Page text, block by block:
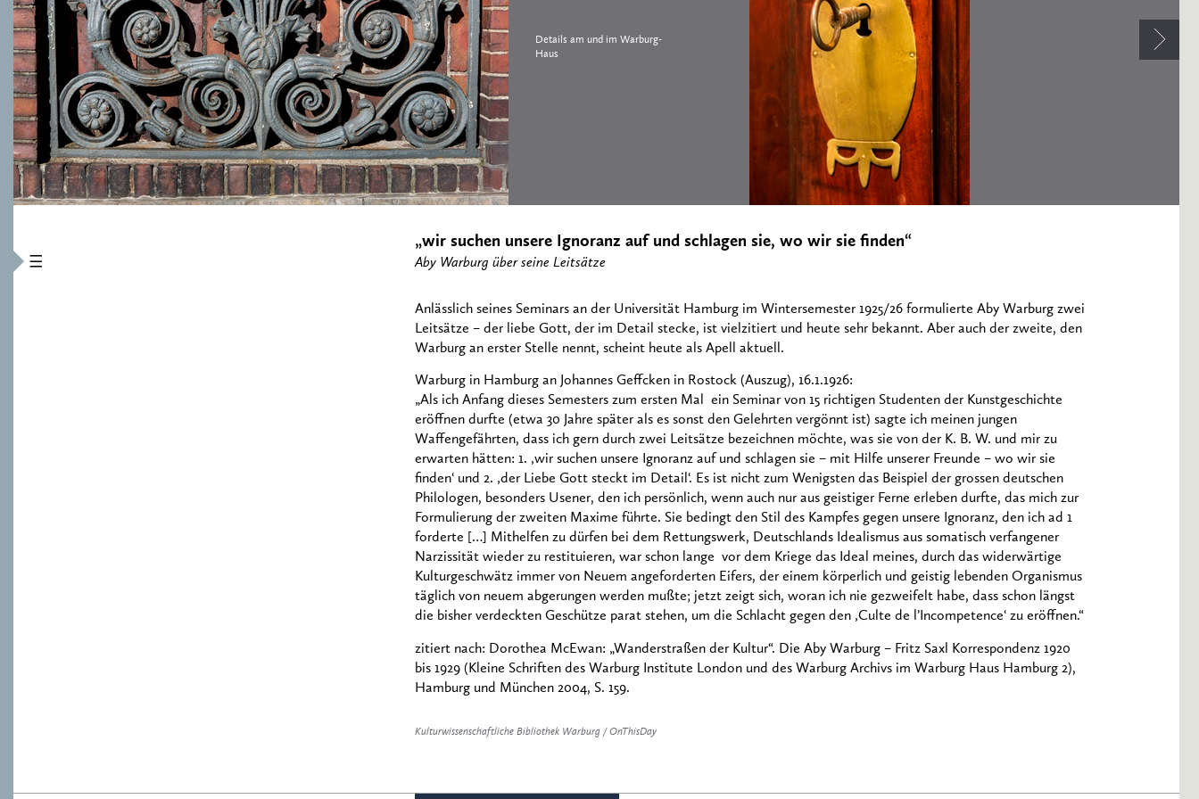
Details am und im Warburg-
Haus
„wir suchen unsere Ignoranz auf und schlagen sie, wo wir sie finden“
Aby Warburg über seine Leitsätze
Anlässlich seines Seminars an der Universität Hamburg im Wintersemester 1925/26 formulierte Aby Warburg zwei
Leitsätze – der liebe Gott, der im Detail stecke, ist vielzitiert und heute sehr bekannt. Aber auch der zweite, den
Warburg an erster Stelle nennt, scheint heute als Apell aktuell.
Warburg in Hamburg an Johannes Geffcken in Rostock (Auszug), 16.1.1926:
„Als ich Anfang dieses Semesters zum ersten Mal ein Seminar von 15 richtigen Studenten der Kunstgeschichte
eröffnen durfte (etwa 30 Jahre später als es sonst den Gelehrten vergönnt ist) sagte ich meinen jungen
Waffengefährten, dass ich gern durch zwei Leitsätze bezeichnen möchte, was sie von der K. B. W. und mir zu
erwarten hätten: 1. ‚wir suchen unsere Ignoranz auf und schlagen sie – mit Hilfe unserer Freunde – wo wir sie
finden‘ und 2. ‚der Liebe Gott steckt im Detail‘. Es ist nicht zum Wenigsten das Beispiel der grossen deutschen
Philologen, besonders Usener, den ich persönlich, wenn auch nur aus geistiger Ferne erleben durfte, das mich zur
Formulierung der zweiten Maxime führte. Sie bedingt den Stil des Kampfes gegen unsere Ignoranz, den ich ad 1
forderte […] Mithelfen zu dürfen bei dem Rettungswerk, Deutschlands Idealismus aus somatisch verfangener
Narzissität wieder zu restituieren, war schon lange vor dem Kriege das Ideal meines, durch das widerwärtige
Kulturgeschwätz immer von Neuem angeforderten Eifers, der einem körperlich und geistig lebenden Organismus
täglich von neuem abgerungen werden mußte; jetzt zeigt sich, woran ich nie gezweifelt habe, dass schon längst
die bisher verdeckten Geschütze parat stehen, um die Schlacht gegen den ‚Culte de l’Incompetence‘ zu eröffnen.“
zitiert nach: Dorothea McEwan: „Wanderstraßen der Kultur“. Die Aby Warburg – Fritz Saxl Korrespondenz 1920
bis 1929 (Kleine Schriften des Warburg Institute London und des Warburg Archivs im Warburg Haus Hamburg 2),
Hamburg und München 2004, S. 159.
Kulturwissenschaftliche Bibliothek Warburg / OnThisDay